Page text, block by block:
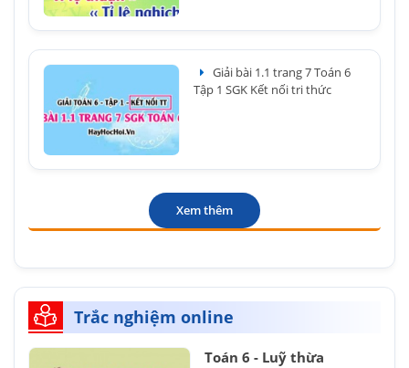
Giải bài 1.1 trang 7 Toán 6
Tập 1 SGK Kết nối tri thức
Xem thêm
Trắc nghiệm online
Toán 6 - Luỹ thừa